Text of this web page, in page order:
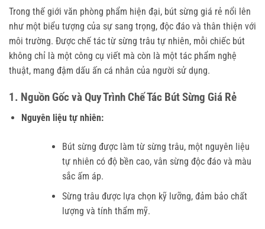
Trong thế giới văn phòng phẩm hiện đại, bút sừng giá rẻ nổi lên
như một biểu tượng của sự sang trọng, độc đáo và thân thiện với
môi trường. Được chế tác từ sừng trâu tự nhiên, mỗi chiếc bút
không chỉ là một công cụ viết mà còn là một tác phẩm nghệ
thuật, mang đậm dấu ấn cá nhân của người sử dụng.
1. Nguồn Gốc và Quy Trình Chế Tác Bút Sừng Giá Rẻ
Nguyên liệu tự nhiên:
Bút sừng được làm từ sừng trâu, một nguyên liệu
tự nhiên có độ bền cao, vân sừng độc đáo và màu
sắc ấm áp.
Sừng trâu được lựa chọn kỹ lưỡng, đảm bảo chất
lượng và tính thẩm mỹ.